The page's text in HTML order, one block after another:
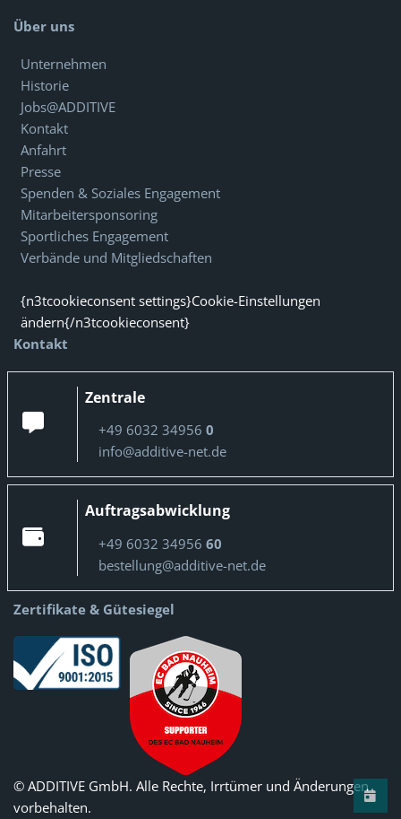
Über uns
Unternehmen
Historie
Jobs@ADDITIVE
Kontakt
Anfahrt
Presse
Spenden & Soziales Engagement
Mitarbeitersponsoring
Sportliches Engagement
Verbände und Mitgliedschaften
{n3tcookieconsent settings}Cookie-Einstellungen
ändern{/n3tcookieconsent}
Kontakt
Zentrale
+49 6032 34956 0
info@additive-net.de
Auftragsabwicklung
+49 6032 34956 60
bestellung@additive-net.de
Zertifikate & Gütesiegel
© ADDITIVE GmbH. Alle Rechte, Irrtümer und Änderungen
vorbehalten.